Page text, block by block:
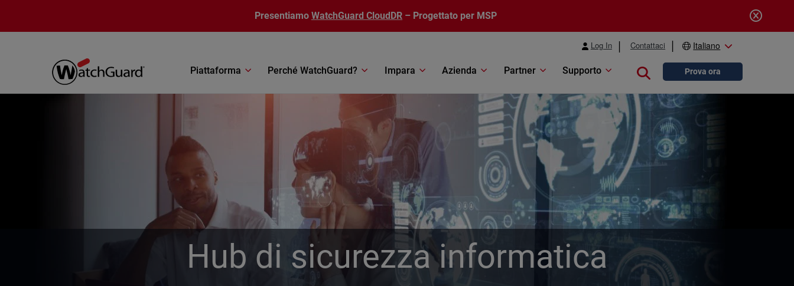
Presentiamo WatchGuard CloudDR – Progettato per MSP
Log In Contattaci Italiano
Piattaforma Perché WatchGuard? Impara Azienda Partner Supporto Close searchProva ora
Hub di sicurezza informatica